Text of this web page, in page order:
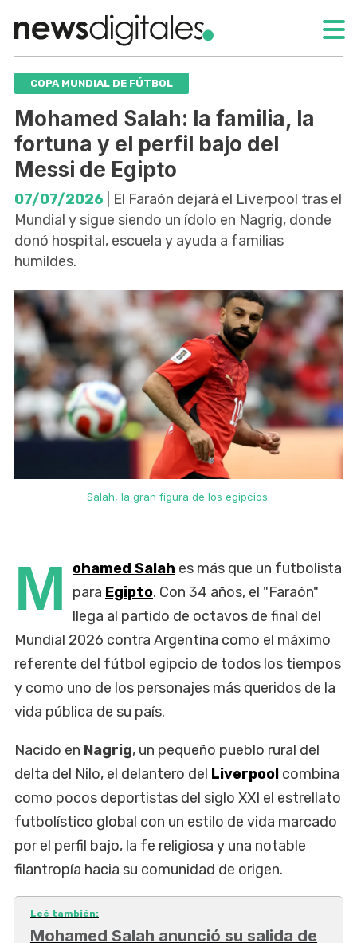
COPA MUNDIAL DE FÚTBOL
Mohamed Salah: la familia, la
fortuna y el perfil bajo del
Messi de Egipto
07/07/2026 | El Faraón dejará el Liverpool tras el
Mundial y sigue siendo un ídolo en Nagrig, donde
donó hospital, escuela y ayuda a familias
humildes.
Salah, la gran figura de los egipcios.
M ohamed Salah es más que un futbolista
para Egipto. Con 34 años, el "Faraón"
llega al partido de octavos de final del
Mundial 2026 contra Argentina como el máximo
referente del fútbol egipcio de todos los tiempos
y como uno de los personajes más queridos de la
vida pública de su país.
Nacido en Nagrig, un pequeño pueblo rural del
delta del Nilo, el delantero del Liverpool combina
como pocos deportistas del siglo XXI el estrellato
futbolístico global con un estilo de vida marcado
por el perfil bajo, la fe religiosa y una notable
filantropía hacia su comunidad de origen.
Leé también:
Mohamed Salah anunció su salida de